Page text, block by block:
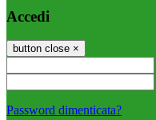
Accedi
button close ×
Password dimenticata?